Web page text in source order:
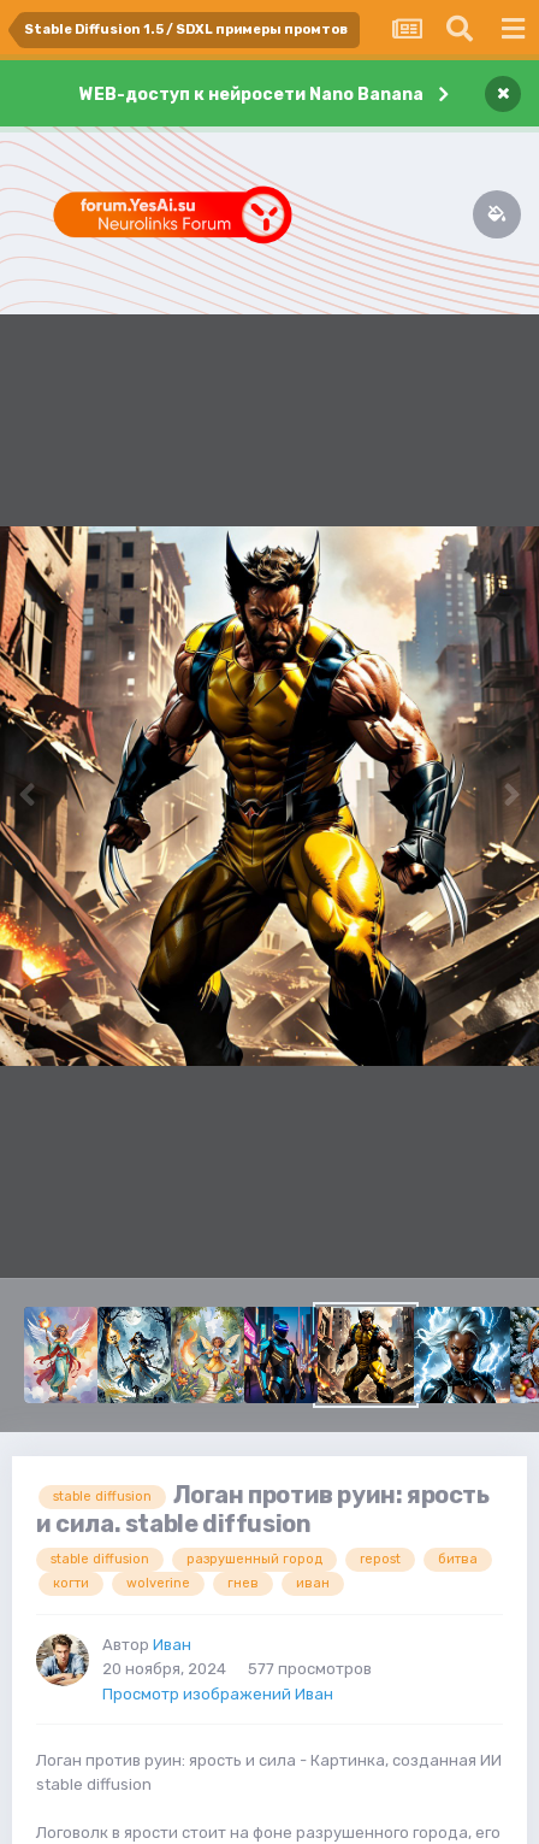
Stable Diffusion 1.5 / SDXL примеры промтов
WEB-доступ к нейросети Nano Banana ×
stable diffusion
Логан против руин: ярость
и сила. stable diffusion
stable diffusion разрушенный город repost
битва
когти
wolverine гнев иван
Автор Иван
20 ноября, 2024
577 просмотров
Просмотр изображений Иван
Логан против руин: ярость и сила - Картинка, созданная ИИ
stable diffusion
Логоволк в ярости стоит на фоне разрушенного города, его